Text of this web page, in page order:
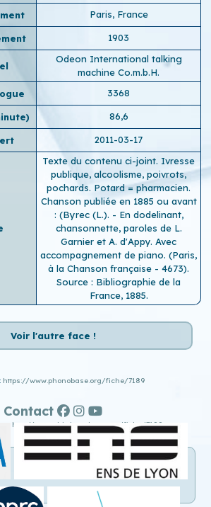
Paris, France
1903
Odeon International talking
machine Co.m.b.H.
3368
86,6
2011-03-17
Texte du contenu ci-joint. Ivresse
publique, alcoolisme, poivrots,
pochards. Potard = pharmacien.
Chanson publiée en 1885 ou avant
: (Byrec (L.). - En dodelinant,
chansonnette, paroles de L.
Garnier et A. d'Appy. Avec
accompagnement de piano. (Paris,
à la Chanson française - 4673).
Source : Bibliographie de la
France, 1885.
Voir l'autre face !
https://www.phonobase.org/fiche/7189
: http://www.old.phonobase.org/fiche/7189
Contact